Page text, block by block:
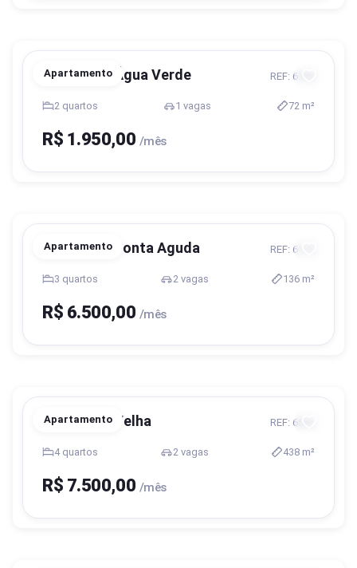
Apartamento
Blumenau, Água Verde REF: 6196
2 quartos 1 vagas 72 m²
R$ 1.950,00 /mês
Apartamento
Blumenau, Ponta Aguda REF: 6170
3 quartos 2 vagas 136 m²
R$ 6.500,00 /mês
Apartamento
Blumenau, Velha REF: 6544
4 quartos 2 vagas 438 m²
R$ 7.500,00 /mês